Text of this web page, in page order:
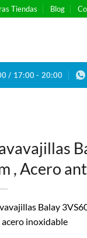
Tiendas Blog
/ 17:00 - 20:00
, Acero
Balay
acero inoxidable